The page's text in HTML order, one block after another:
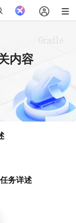
内容
务详述